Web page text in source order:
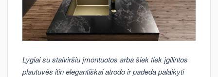
Lygiai su stalviršiu įmontuotos arba šiek tiek įgilintos
plautuvės itin elegantiškai atrodo ir padeda palaikyti